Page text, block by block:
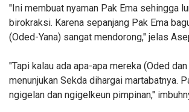
"Ini membuat nyaman Pak Ema sehingga
birokraksi. Karena sepanjang Pak Ema
(Oded-Yana) sangat mendorong," jelas
"Tapi kalau ada apa-apa mereka (Oded
menunjukan Sekda dihargai martabatnya.
ngigelan dan ngigelkeun pimpinan,"